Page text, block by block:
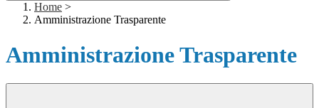
Home >
Amministrazione Trasparente
Amministrazione Trasparente